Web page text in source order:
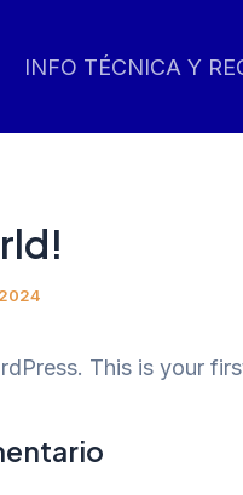
INFO TÉCNICA Y
This is your